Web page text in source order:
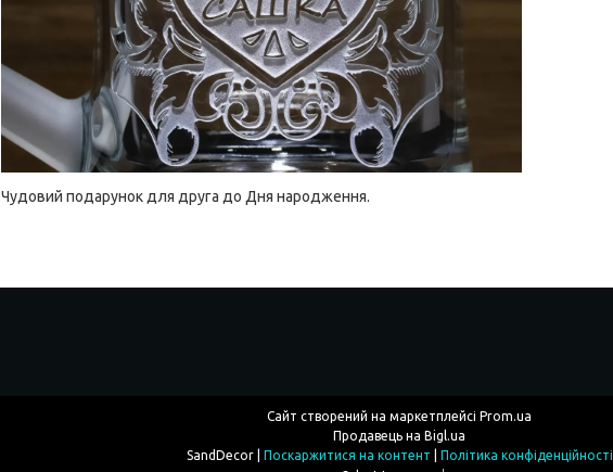
Чудовий подарунок для друга до Дня народження.
Сайт створений на маркетплейсі Prom.ua
Продавець на Bigl.ua
Поскаржитися на контент
Політика конфіденційності